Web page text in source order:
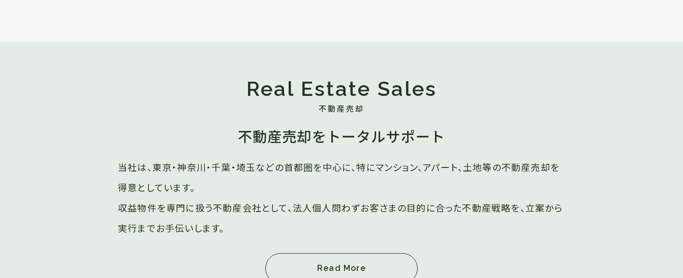
Real Estate Sales
不動産売却
不動産売却を トータルサポート
当社は、東京・神奈川・千葉・埼玉などの首都圏を中心に、特にマンション、アパート、土地等の不動産売却を
得意としています。
収益物件を専門に扱う不動産会社として、法人個人問わずお客さまの目的に合った不動産戦略を、立案から
実行までお手伝いします。
Read More